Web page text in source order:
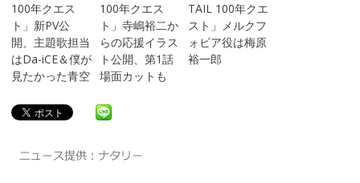
100年クエス
ト」新PV公
開、主題歌担当
はDa-iCE＆僕が
見たかった青空
100年クエス
ト」寺嶋裕二か
らの応援イラス
ト公開、第1話
場面カットも
TAIL 100年クエ
スト」メルクフ
ォビア役は梅原
裕一郎